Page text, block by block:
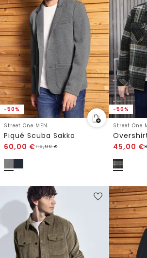
-50%
Street One MEN
Piqué Scuba Sakko
60,00 €119,99€
-50%
Street One
45,00 €